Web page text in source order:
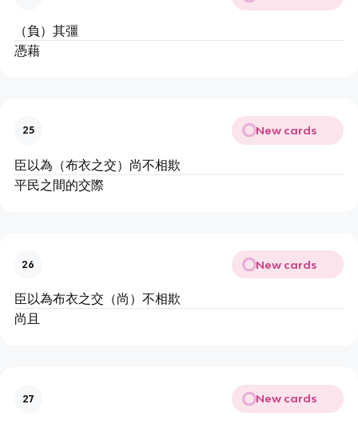
（負）其彊
憑藉
25 New cards
臣以為（布衣之交）尚不相欺
平民之間的交際
26 New cards
臣以為布衣之交（尚）不相欺
尚且
27 New cards